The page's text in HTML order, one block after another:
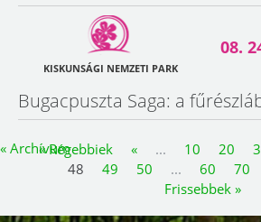
KISKUNSÁGI NEMZETI PARK
08.
Bugacpuszta Saga: a
« Archívum« Régebbiek « ... 10 20
48
49 50 ... 60 70
Frissebbek »